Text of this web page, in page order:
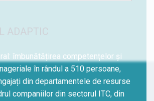
ADAPTIC
îmbunătățirea competențelor și
în rândul a 510 persoane,
din departamentele de resurse
companiilor din sectorul ITC, din